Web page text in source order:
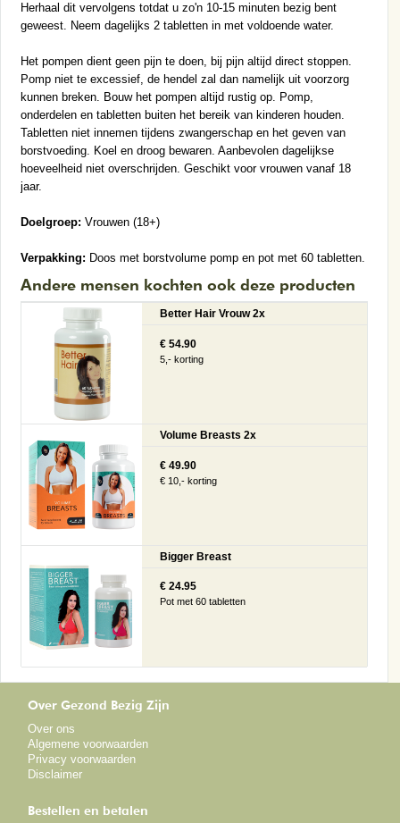
Herhaal dit vervolgens totdat u zo'n 10-15 minuten bezig bent
geweest. Neem dagelijks 2 tabletten in met voldoende water.
Het pompen dient geen pijn te doen, bij pijn altijd direct stoppen.
Pomp niet te excessief, de hendel zal dan namelijk uit voorzorg
kunnen breken. Bouw het pompen altijd rustig op. Pomp,
onderdelen en tabletten buiten het bereik van kinderen houden.
Tabletten niet innemen tijdens zwangerschap en het geven van
borstvoeding. Koel en droog bewaren. Aanbevolen dagelijkse
hoeveelheid niet overschrijden. Geschikt voor vrouwen vanaf 18
jaar.
Doelgroep: Vrouwen (18+)
Verpakking: Doos met borstvolume pomp en pot met 60 tabletten.
Andere mensen kochten ook deze producten
Better Hair Vrouw 2x
€ 54.90
5,- korting
Volume Breasts 2x
€ 49.90
€ 10,- korting
Bigger Breast
€ 24.95
Pot met 60 tabletten
Over Gezond Bezig Zijn
Over ons
Algemene voorwaarden
Privacy voorwaarden
Disclaimer
Bestellen en betalen